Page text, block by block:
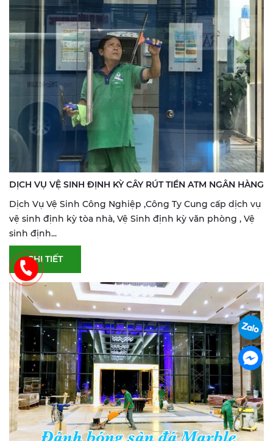
DỊCH VỤ VỆ SINH ĐỊNH KỲ CÂY RÚT TIỀN ATM NGÂN HÀNG
Dịch Vụ Vệ Sinh Công Nghiệp ,Công Ty Cung cấp dịch vụ
vệ sinh định kỳ tòa nhà, Vệ Sinh định kỳ văn phòng , Vệ
sinh định...
CHI TIẾT